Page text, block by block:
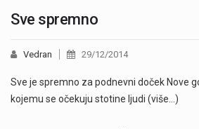
Sve spremno
Vedran 29/12/2014
Sve je spremno za podnevni doček Nove
kojemu se očekuju stotine ljudi (više…)